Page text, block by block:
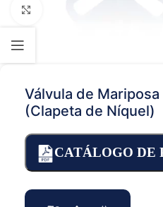
Válvula de
(Clapeta de Níquel)
CATÁLOGO DE